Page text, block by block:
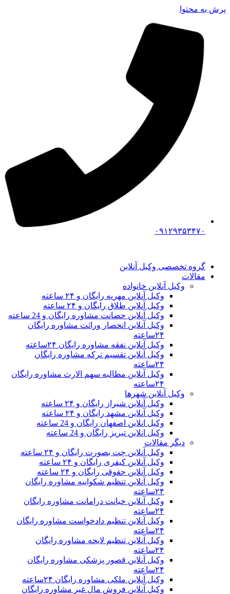
پرش به محتوا
۰۹۱۲۹۳۵۳۴۷۰
گروه تخصصی وکیل آنلاین
مقالات
وکیل آنلاین خانواده
وکیل آنلاین مهریه رایگان و ۲۴ ساعته
وکیل آنلاین طلاق رایگان و ۲۴ ساعته
وکیل آنلاین حضانت مشاوره رایگان و 24 ساعته
وکیل آنلاین انحصار وراثت مشاوره رایگان
۲۴ساعته
وکیل آنلاین نفقه مشاوره رایگان ۲۴ساعته
وکیل آنلاین تقسیم ترکه مشاوره رایگان
۲۴ساعته
وکیل آنلاین مطالبه سهم الارث مشاوره رایگان
۲۴ساعته
وکیل آنلاین شهرها
وکیل آنلاین شیراز رایگان و ۲۴ ساعته
وکیل آنلاین مشهد رایگان و ۲۴ ساعته
وکیل انلاین اصفهان رایگان و 24 ساعته
وکیل انلاین تبریز رایگان و 24 ساعته
دیگر مقالات
وکیل آنلاین چت بصورت رایگان و ۲۴ ساعته
وکیل آنلاین کیفری رایگان و ۲۴ ساعته
وکیل آنلاین حقوقی رایگان و ۲۴ ساعته
وکیل آنلاین تنظیم شکواییه مشاوره رایگان
۲۴ساعته
وکیل آنلاین خیانت درامانت مشاوره رایگان
۲۴ساعته
وکیل آنلاین تنظیم دادخواست مشاوره رایگان
۲۴ساعته
وکیل آنلاین تنظیم لایحه مشاوره رایگان
۲۴ساعته
وکیل آنلاین قصور پزشکی مشاوره رایگان
۲۴ساعته
وکیل آنلاین ملکی مشاوره رایگان ۲۴ساعته
وکیل آنلاین فروش مال غیر مشاوره رایگان